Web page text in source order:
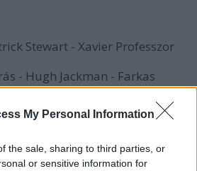
My Personal Information
the sale, sharing to third parties, or
or sensitive information for
Stewart - Xavier Professzor
- Hugh Jackman - Farkas
McKellen - Magneto
változatban más lesz majd)
McAvoy - a fiatal Charles Xavier